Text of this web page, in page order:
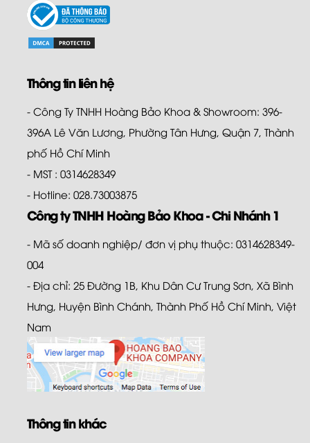
Thông tin liên hệ
- Công Ty TNHH Hoàng Bảo Khoa & Showroom: 396-
396A Lê Văn Lương, Phường Tân Hưng, Quận 7, Thành
phố Hồ Chí Minh
- MST : 0314628349
- Hotline: 028.73003875
Công ty TNHH Hoàng Bảo Khoa - Chi Nhánh 1
- Mã số doanh nghiệp/ đơn vị phụ thuộc: 0314628349-
004
- Địa chỉ: 25 Đường 1B, Khu Dân Cư Trung Sơn, Xã Bình
Hưng, Huyện Bình Chánh, Thành Phố Hồ Chí Minh, Việt
Nam
Thông tin khác